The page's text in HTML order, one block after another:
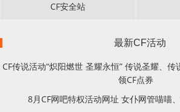
CF安全站
最新CF活动
CF传说活动“炽阳燃世 圣耀永恒” 传说圣耀、
领CF点券
8月CF网吧特权活动网址 女仆网管喵喵